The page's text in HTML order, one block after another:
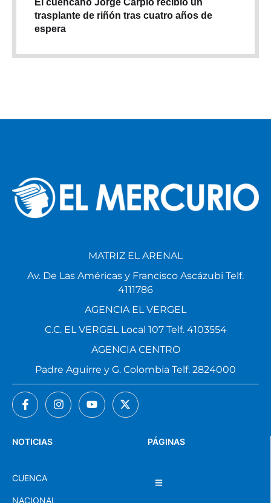
trasplante de riñón tras cuatro años de
espera
PÁGINAS
NOTICIAS
CUENCA
NACIONAL
MATRIZ EL ARENAL
Av. De Las Américas y Francisco Ascázubi Telf.
4111786
AGENCIA EL VERGEL
C.C. EL VERGEL Local 107 Telf. 4103554
AGENCIA CENTRO
Padre Aguirre y G. Colombia Telf. 2824000